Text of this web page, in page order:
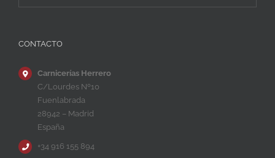
CONTACTO
Carnicerías Herrero
C/Lourdes Nº10
Fuenlabrada
28942 – Madrid
España
+34 916 155 894